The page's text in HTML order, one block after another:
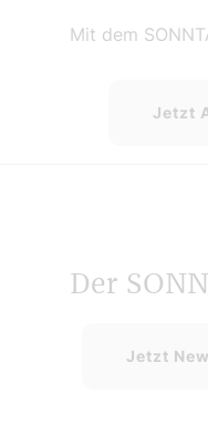
Mit dem
Jetzt
Der
Jetzt